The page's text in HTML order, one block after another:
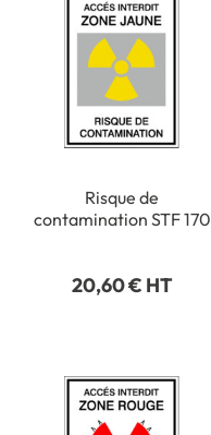
Risque de
contamination STF 170
20,60 € HT